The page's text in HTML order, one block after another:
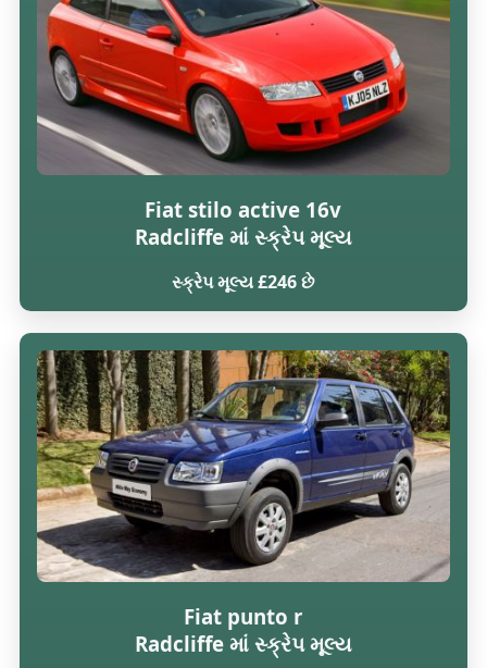
Fiat stilo active 16v
Radcliffe માં સ્ક્રેપ મૂલ્ય
સ્ક્રેપ મૂલ્ય £246 છે
Fiat punto r
Radcliffe માં સ્ક્રેપ મૂલ્ય